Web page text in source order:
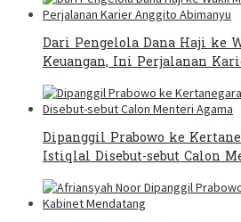
Dari Pengelola Dana Haji ke
Keuangan, Ini Perjalanan
Dipanggil Prabowo ke
Istiqlal Disebut-sebut Calon